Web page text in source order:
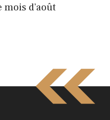
d’août